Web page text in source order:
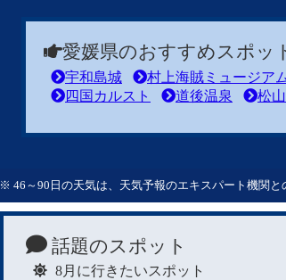
愛媛県のおすすめスポッ
宇和島城 村上海賊ミュージア
四国カルスト
道後温泉 松
※ 46～90日の天気は、天気予報のエキスパート機関
話題のスポット
8月に行きたいスポット